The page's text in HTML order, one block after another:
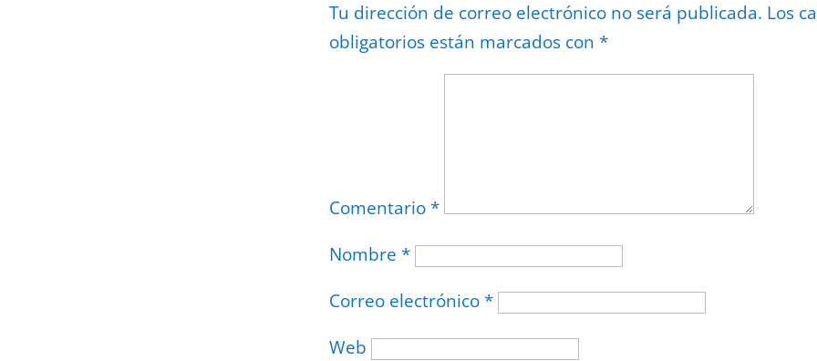
Tu dirección de correo electrónico no será publicada. Los
obligatorios están marcados con *
Comentario *
Nombre *
Correo electrónico *
Web